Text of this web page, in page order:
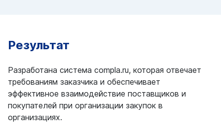
Результат
Разработана система compla.ru, которая отвечает
требованиям заказчика и обеспечивает
эффективное взаимодействие поставщиков и
покупателей при организации закупок в
организациях.